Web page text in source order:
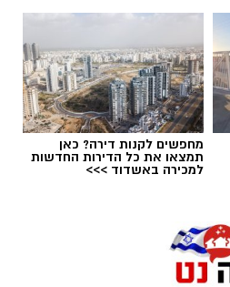
בכתבה? נשמח שתשתפו
מחפשים לקנות דירה? כאן
תמצאו את כל הדירות החדשות
למכירה באשדוד >>>